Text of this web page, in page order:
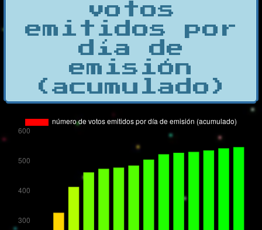
votos
emitidos por
día de
emisión
(acumulado)